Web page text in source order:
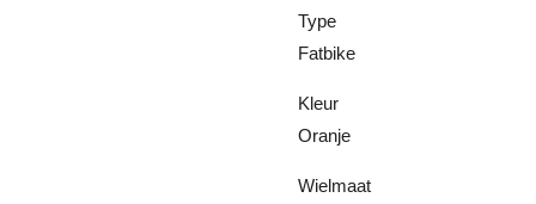
Type
Fatbike
Kleur
Oranje
Wielmaat